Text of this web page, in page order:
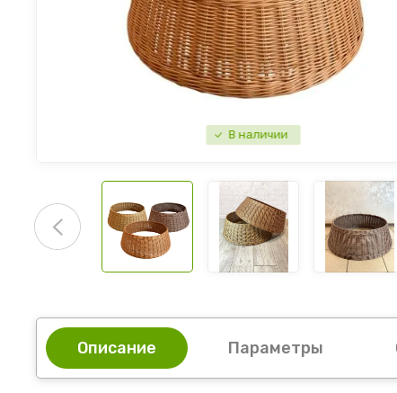
В наличии
Описание Параметры